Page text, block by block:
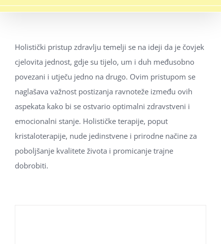
Holistički pristup zdravlju temelji se na ideji da je čovjek
cjelovita jednost, gdje su tijelo, um i duh međusobno
povezani i utječu jedno na drugo. Ovim pristupom se
naglašava važnost postizanja ravnoteže između ovih
aspekata kako bi se ostvario optimalni zdravstveni i
emocionalni stanje. Holističke terapije, poput
kristaloterapije, nude jedinstvene i prirodne načine za
poboljšanje kvalitete života i promicanje trajne
dobrobiti.